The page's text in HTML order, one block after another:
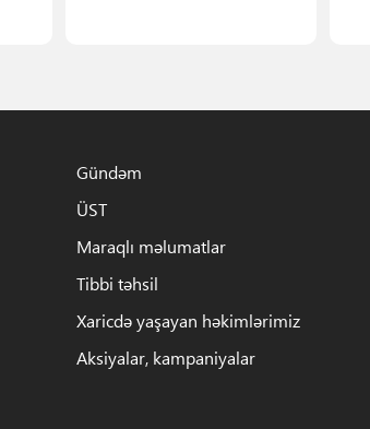
Gündəm
ÜST
Maraqlı məlumatlar
Tibbi təhsil
Xaricdə yaşayan həkimlərimiz
Aksiyalar, kampaniyalar